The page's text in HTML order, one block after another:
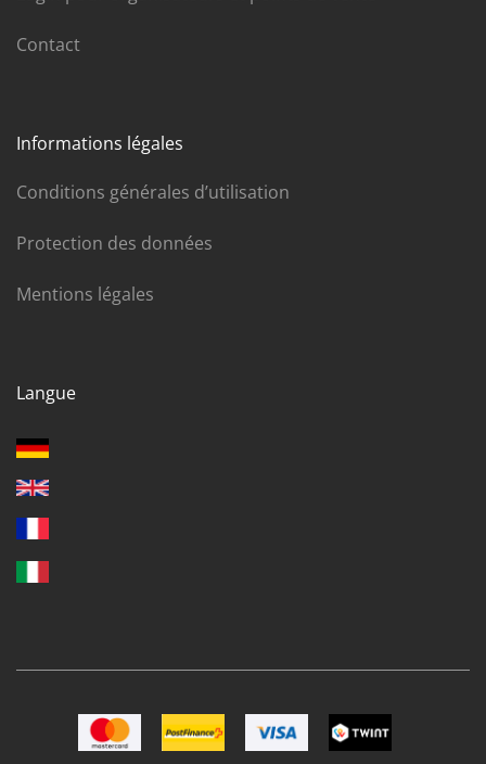
Contact
Informations légales
Conditions générales d’utilisation
Protection des données
Mentions légales
Langue
Image MastercardImage Postfinance
Image VISAImage TWINT